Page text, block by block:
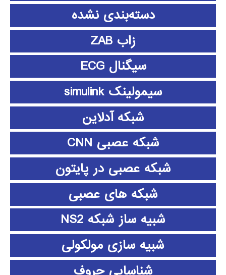
دسته‌بندی نشده
زاب ZAB
سیگنال ECG
سیمولینک simulink
شبکه آدلاین
شبکه عصبی CNN
شبکه عصبی در پایتون
شبکه های عصبی
شبیه ساز شبکه NS2
شبیه سازی مولکولی
شناسایی حروف